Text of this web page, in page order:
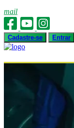
mail
Cadastre-se Entrar